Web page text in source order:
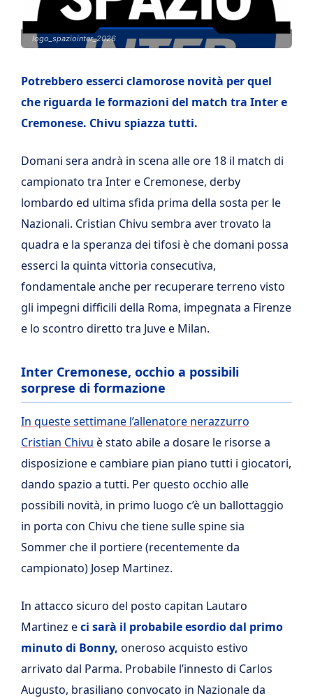
logo_spaziointer_2026
Potrebbero esserci clamorose novità per quel
che riguarda le formazioni del match tra Inter e
Cremonese. Chivu spiazza tutti.
Domani sera andrà in scena alle ore 18 il match di
campionato tra Inter e Cremonese, derby
lombardo ed ultima sfida prima della sosta per le
Nazionali. Cristian Chivu sembra aver trovato la
quadra e la speranza dei tifosi è che domani possa
esserci la quinta vittoria consecutiva,
fondamentale anche per recuperare terreno visto
gli impegni difficili della Roma, impegnata a Firenze
e lo scontro diretto tra Juve e Milan.
Inter Cremonese, occhio a possibili
sorprese di formazione
In queste settimane l’allenatore nerazzurro
Cristian Chivu è stato abile a dosare le risorse a
disposizione e cambiare pian piano tutti i giocatori,
dando spazio a tutti. Per questo occhio alle
possibili novità, in primo luogo c’è un ballottaggio
in porta con Chivu che tiene sulle spine sia
Sommer che il portiere (recentemente da
campionato) Josep Martinez.
In attacco sicuro del posto capitan Lautaro
Martinez eci sarà il probabile esordio dal primo
minuto di Bonny, oneroso acquisto estivo
arrivato dal Parma. Probabile l’innesto di Carlos
Augusto, brasiliano convocato in Nazionale da